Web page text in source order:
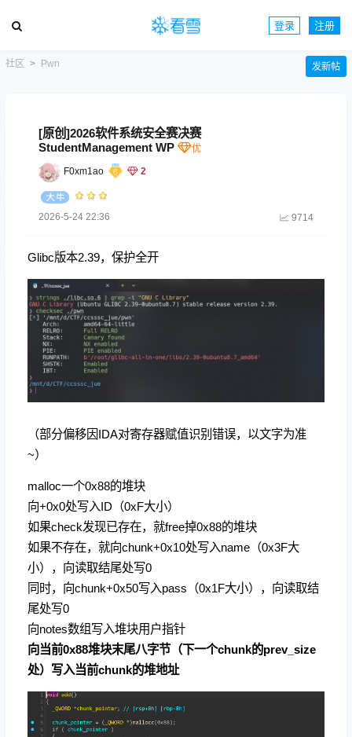
登录 注册
社区 Pwn 发新帖
[原创]2026软件系统安全赛决赛
StudentManagement WP
F0xm1ao 2
2026-5-24 22:36 9714
Glibc版本2.39，保护全开
（部分偏移因IDA对寄存器赋值识别错误，以文字为准
~）
malloc一个0x88的堆块
向+0x0处写入ID（0xF大小）
如果check发现已存在，就free掉0x88的堆块
如果不存在，就向chunk+0x10处写入name（0x3F大
小），向读取结尾处写0
同时，向chunk+0x50写入pass（0x1F大小），向读取结
尾处写0
向notes数组写入堆块用户指针
向当前0x88堆块末尾八字节（下一个chunk的prev_size
处）写入当前chunk的堆地址